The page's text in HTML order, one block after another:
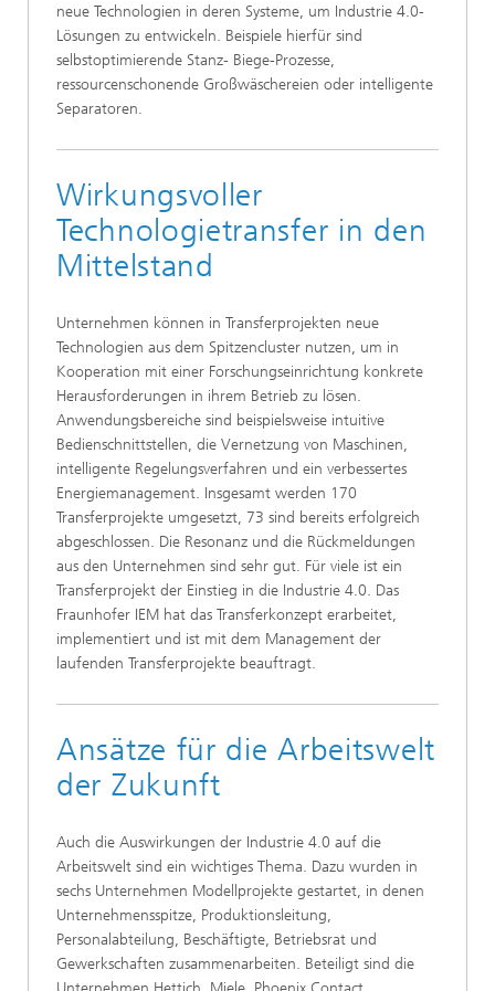
neue Technologien in deren Systeme, um Industrie 4.0-
Lösungen zu entwickeln. Beispiele hierfür sind
selbstoptimierende Stanz- Biege-Prozesse,
ressourcenschonende Großwäschereien oder intelligente
Separatoren.
Wirkungsvoller
Technologietransfer in den
Mittelstand
Unternehmen können in Transferprojekten neue
Technologien aus dem Spitzencluster nutzen, um in
Kooperation mit einer Forschungseinrichtung konkrete
Herausforderungen in ihrem Betrieb zu lösen.
Anwendungsbereiche sind beispielsweise intuitive
Bedienschnittstellen, die Vernetzung von Maschinen,
intelligente Regelungsverfahren und ein verbessertes
Energiemanagement. Insgesamt werden 170
Transferprojekte umgesetzt, 73 sind bereits erfolgreich
abgeschlossen. Die Resonanz und die Rückmeldungen
aus den Unternehmen sind sehr gut. Für viele ist ein
Transferprojekt der Einstieg in die Industrie 4.0. Das
Fraunhofer IEM hat das Transferkonzept erarbeitet,
implementiert und ist mit dem Management der
laufenden Transferprojekte beauftragt.
Ansätze für die Arbeitswelt
der Zukunft
Auch die Auswirkungen der Industrie 4.0 auf die
Arbeitswelt sind ein wichtiges Thema. Dazu wurden in
sechs Unternehmen Modellprojekte gestartet, in denen
Unternehmensspitze, Produktionsleitung,
Personalabteilung, Beschäftigte, Betriebsrat und
Gewerkschaften zusammenarbeiten. Beteiligt sind die